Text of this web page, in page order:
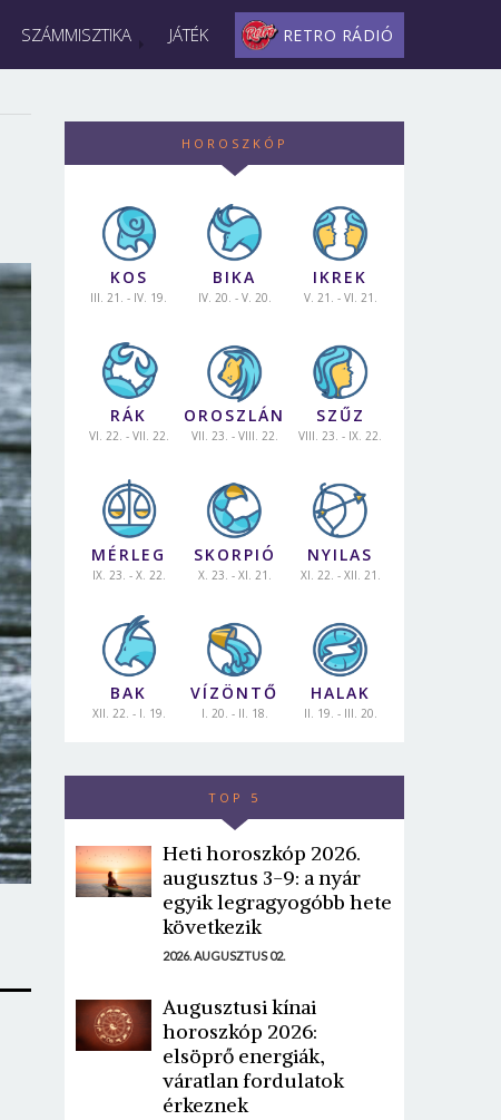
SZÁMMISZTIKA JÁTÉK RETRO RÁDIÓ
HOROSZKÓP
KOS
III. 21. - IV. 19.
BIKA
IV. 20. - V. 20.
IKREK
V. 21. - VI. 21.
RÁK
VI. 22. - VII. 22.
OROSZLÁN
VII. 23. - VIII. 22.
SZŰZ
VIII. 23. - IX. 22.
MÉRLEG
IX. 23. - X. 22.
SKORPIÓ
X. 23. - XI. 21.
NYILAS
XI. 22. - XII. 21.
BAK
XII. 22. - I. 19.
VÍZÖNTŐ
I. 20. - II. 18.
HALAK
II. 19. - III. 20.
TOP 5
Heti horoszkóp 2026.
augusztus 3-9: a nyár
egyik legragyogóbb hete
következik
2026. AUGUSZTUS 02.
Augusztusi kínai
horoszkóp 2026:
elsöprő energiák,
váratlan fordulatok
érkeznek